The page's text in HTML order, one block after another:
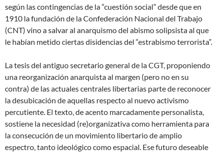
según las contingencias de la “cuestión social” desde que en
1910 la fundación de la Confederación Nacional del Trabajo
(CNT) vino a salvar al anarquismo del abismo solipsista al que
le habían metido ciertas disidencias del “estrabismo terrorista”.
La tesis del antiguo secretario general de la CGT, proponiendo
una reorganización anarquista al margen (pero no en su
contra) de las actuales centrales libertarias parte de reconocer
la desubicación de aquellas respecto al nuevo activismo
percutiente. El texto, de acento marcadamente personalista,
sostiene la necesidad (re)organizativa como herramienta para
la consecución de un movimiento libertario de amplio
espectro, tanto ideológico como espacial. Ese futuro deseable